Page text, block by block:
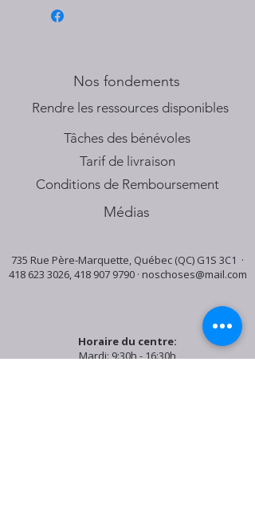
Nos fondements
​Rendre les ressources disponibles
Tâches des bénévoles
Tarif de livraison
Conditions de Remboursement
Médias
735 Rue Père-Marquette, Québec (QC) G1S 3C1 ·
418 623 3026,418 907 9790· noschoses@mail.com
Horaire du centre:
Mardi: 9:30h - 16:30h